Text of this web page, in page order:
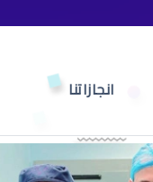
انجازاتنا